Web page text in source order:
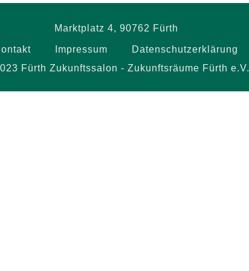
Marktplatz 4, 90762 Fürth
Impressum
Datenschutzerklärung
Fürth Zukunftssalon - Zukunftsräume Fürth e.V.